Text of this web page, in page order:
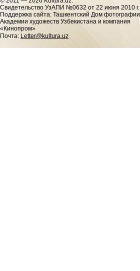
Cвидетельство УзАПИ №0632 от 22 июня 2010 г.
Поддержка сайта: Ташкентский Дом фотографии
Академии художеств Узбекистана и компания
«Кинопром»
Почта: Letter@kultura.uz